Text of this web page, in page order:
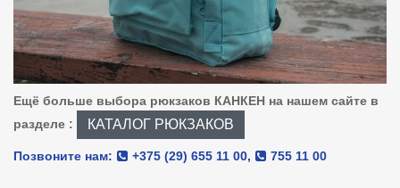
Ещё больше выбора рюкзаков КАНКЕН на нашем сайте в
разделе :
КАТАЛОГ РЮКЗАКОВ
Позвоните нам: +375 (29) 655 11 00, 755 11 00